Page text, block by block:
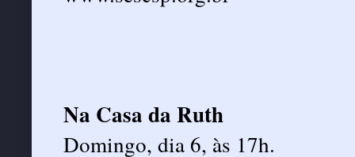
Na Casa da Ruth
Domingo, dia 6, às 17h.